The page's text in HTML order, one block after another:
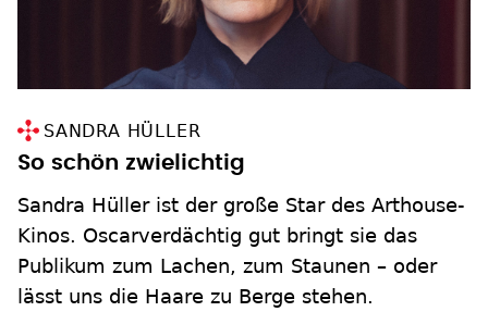
SANDRA HÜLLER
So schön zwielichtig
Sandra Hüller ist der große Star des ­Arthouse-
Kinos. Oscarverdächtig gut bringt sie das
Publikum zum Lachen, zum Staunen – oder
lässt uns die Haare zu Berge stehen.